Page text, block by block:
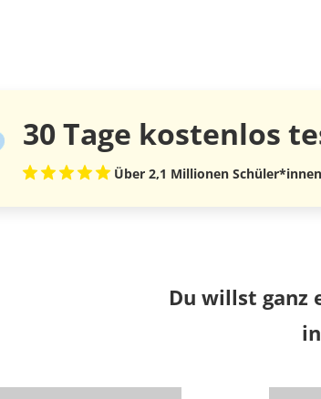
30 Tage kostenlos
Über 2,1 Millionen
Du willst ganz